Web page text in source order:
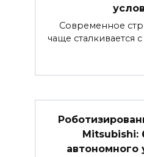
Современное
чаще сталкивается
Mitsubishi:
автономного